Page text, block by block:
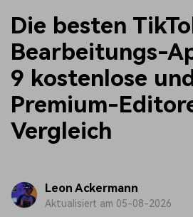
Die besten
Bearbeitungs-
9 kostenlose und
Premium-
Vergleich
Leon Ackermann
Aktualisiert am 05-08-2026